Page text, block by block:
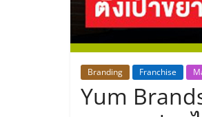
ส
เอ็
Branding Franchise
Yum